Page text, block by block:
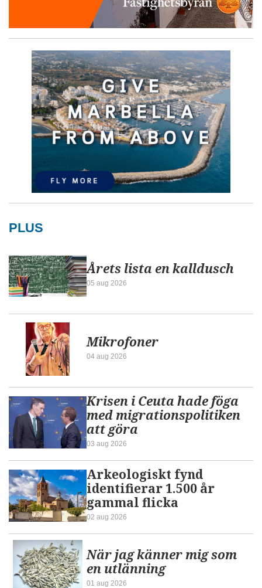
PLUS
Årets lista en kalldusch
05 aug 2026
Mikrofoner
04 aug 2026
Krisen i Ceuta hade föga
med migrationspolitiken
att göra
03 aug 2026
Arkeologiskt fynd
identifierar 1.500 år
gammal flicka
02 aug 2026
När jag känner mig som
en utlänning
01 aug 2026